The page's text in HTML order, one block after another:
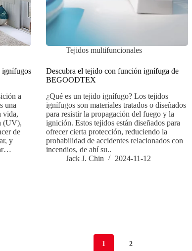
ignífugos
a
una
vida,
(UV),
de
y
Tejidos multifuncionales
Descubra el tejido con función ignífuga de
BEGOODTEX
¿Qué es un tejido ignífugo? Los tejidos
ignífugos son materiales tratados o diseñados
para resistir la propagación del fuego y la
ignición. Estos tejidos están diseñados para
ofrecer cierta protección, reduciendo la
probabilidad de accidentes relacionados con
incendios, de ahí su..
Jack J. Chin
2024-11-12
1 2